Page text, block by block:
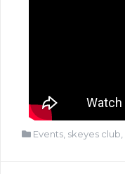
Events, skeyes club,